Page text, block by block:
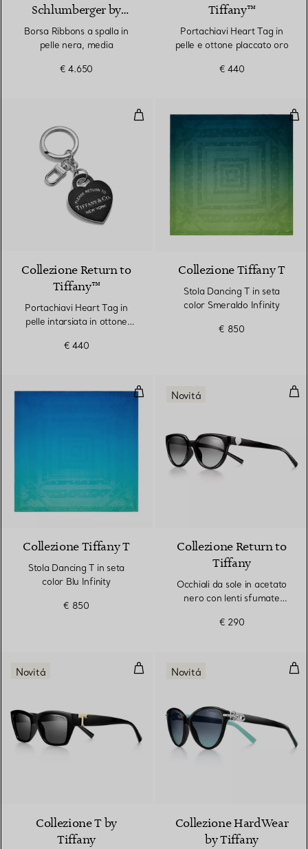
Schlumberger by
Tiffany
Borsa Ribbons a spalla in
pelle nera, media
€ 4.650
Tiffany™
Portachiavi Heart Tag in
pelle e ottone placcato oro
€ 440
Portachiavi Heart Tag in pelle
5 Colori
Collezione Return to
Tiffany™
Portachiavi Heart Tag in
pelle intarsiata in ottone
€ 440
Collezione Tiffany T
Stola Dancing T in seta
color Smeraldo Infinity
€ 850
Stola Dancing T in seta color Blu
Collezione Tiffany T
Stola Dancing T in seta
color Blu Infinity
€ 850
Novitá
Collezione Return to
Tiffany
Occhiali da sole in acetato
nero con lenti sfumate
€ 290
Occhiali da sole in acetato nero
Novitá
Collezione T by
Tiffany
Novitá
Collezione HardWear
by Tiffany